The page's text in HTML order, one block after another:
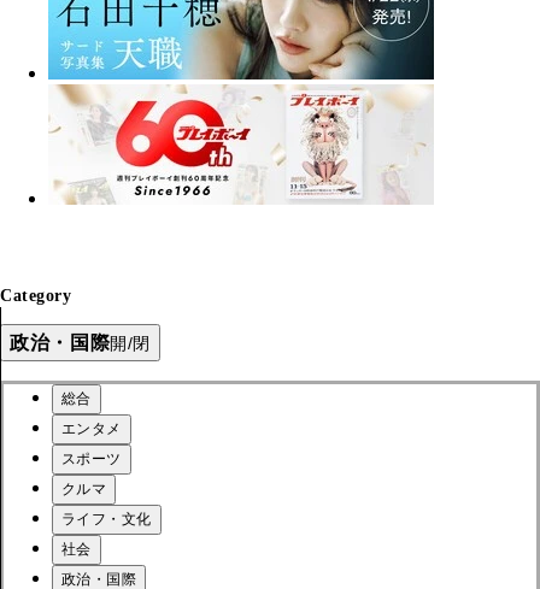
Category
政治・国際開/閉
総合
エンタメ
スポーツ
クルマ
ライフ・文化
社会
政治・国際